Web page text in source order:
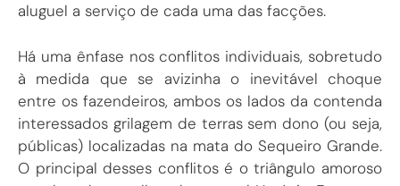
aluguel a serviço de cada uma das facções.
Há uma ênfase nos conflitos individuais, sobretudo
à medida que se avizinha o inevitável choque
entre os fazendeiros, ambos os lados da contenda
interessados grilagem de terras sem dono (ou seja,
públicas) localizadas na mata do Sequeiro Grande.
O principal desses conflitos é o triângulo amoroso